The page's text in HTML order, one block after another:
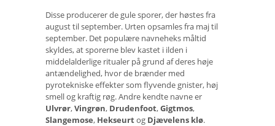
Disse producerer de gule sporer, der høstes fra
august til september. Urten opsamles fra maj til
september. Det populære navneheks måltid
skyldes, at sporerne blev kastet i ilden i
middelalderlige ritualer på grund af deres høje
antændelighed, hvor de brænder med
pyrotekniske effekter som flyvende gnister, høj
smell og kraftig røg. Andre kendte navne er
Ulvrør,Vingrøn, Drudenfoot,Gigtmos,
Slangemose, Hekseurtog Djævelens klø.